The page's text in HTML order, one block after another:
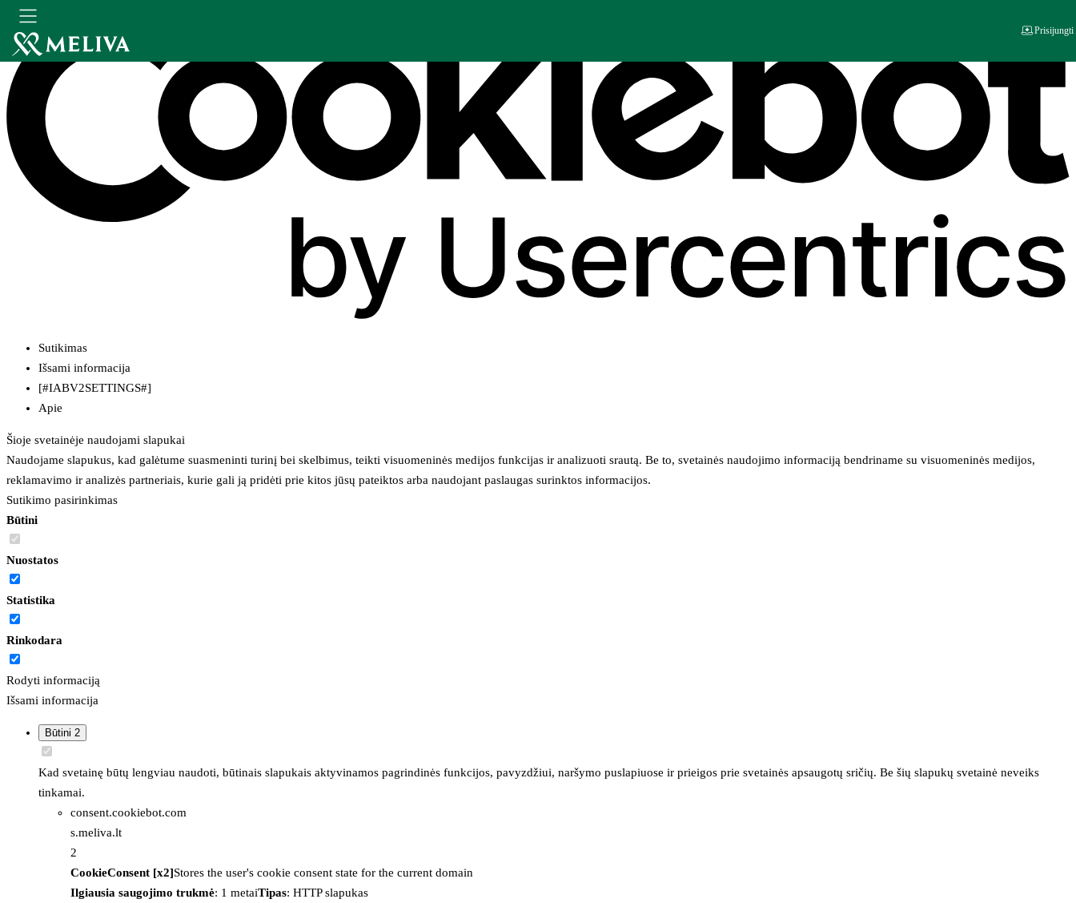
Sutikimas
Išsami informacija
[#IABV2SETTINGS#]
Apie
Šioje svetainėje naudojami slapukai
Naudojame slapukus, kad galėtume suasmeninti turinį bei skelbimus, teikti visuomeninės medijos funkcijas ir analizuoti srautą. Be to, svetainės naudojimo informaciją bendriname su visuomeninės medijos,
reklamavimo ir analizės partneriais, kurie gali ją pridėti prie kitos jūsų pateiktos arba naudojant paslaugas surinktos informacijos.
Sutikimo pasirinkimas
Būtini
Nuostatos
Statistika
Rinkodara
Rodyti informaciją
Išsami informacija
Būtini 2
Kad svetainę būtų lengviau naudoti, būtinais slapukais aktyvinamos pagrindinės funkcijos, pavyzdžiui, naršymo puslapiuose ir prieigos prie svetainės apsaugotų sričių. Be šių slapukų svetainė neveiks
tinkamai.
consent.cookiebot.com
s.meliva.lt
2
CookieConsent [x2]Stores the user's cookie consent state for the current domain
Ilgiausia saugojimo trukmė: 1 metaiTipas: HTTP slapukas
Prisijungti